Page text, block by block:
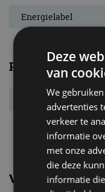
Energielabel
Prestaties
Acc. 0-100 km/u
Topsnelheid
Vergelijkbare
Deze
van
We
advertenties
verkeer te
informatie
met onze
die deze
informatie